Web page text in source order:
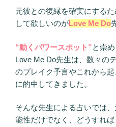
元彼との復縁を確実にする
して欲しいのがLove Me Do
“動くパワースポット”と崇
Love Me Do先生は、数々の
のブレイク予言やこれから
に的中してきました。
そんな先生による占いでは
能性だけでなく、どうすれ